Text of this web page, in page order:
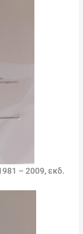
– 2009, εκδ.